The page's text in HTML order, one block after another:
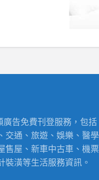
廣告免費刊登服務，包括
交通、旅遊、娛樂、醫學
售屋、新車中古車、機票
裝潢等生活服務資訊。